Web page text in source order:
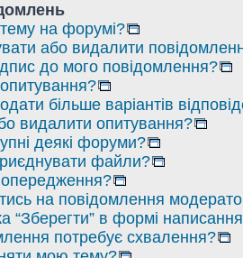
на форумі?
або видалити
до мого повідомлення?
більше варіантів
видалити опитування?
деякі форуми?
файли?
на повідомлення
“Зберегти” в формі
потребує схвалення?